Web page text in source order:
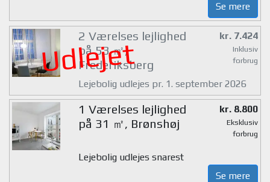
Se mere
Udlejet
2 Værelses lejlighed
på 53 ㎡,
Frederiksberg
kr. 7.424
Inklusiv
forbrug
Lejebolig udlejes pr. 1. september 2026
1 Værelses lejlighed
på 31 ㎡, Brønshøj
kr. 8.800
Eksklusiv
forbrug
Lejebolig udlejes snarest
Se mere